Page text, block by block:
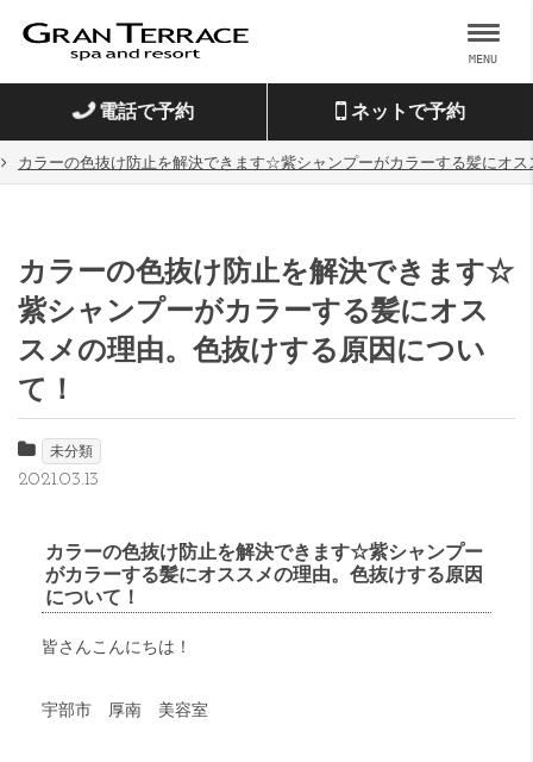
電話で予約 ネットで予約
カラーの色抜け防止を解決できます☆紫シャンプーがカラーする髪にオ
カラーの色抜け防止を解決できます☆
紫シャンプーがカラーする髪にオス
スメの理由。色抜けする原因につい
て！
未分類
2021.03.13
カラーの色抜け防止を解決できます☆紫シャンプー
がカラーする髪にオススメの理由。色抜けする原因
について！
皆さんこんにちは！
宇部市 厚南 美容室
MENU